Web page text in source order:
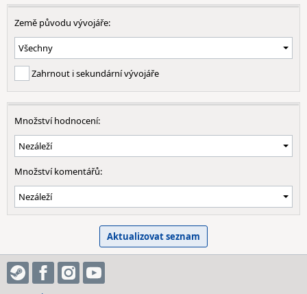
Země původu vývojáře:
Zahrnout i sekundární vývojáře
Množství hodnocení:
Množství komentářů: